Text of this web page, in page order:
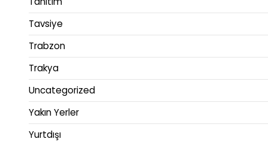
Tavsiye
Trabzon
Trakya
Uncategorized
Yakın Yerler
Yurtdışı